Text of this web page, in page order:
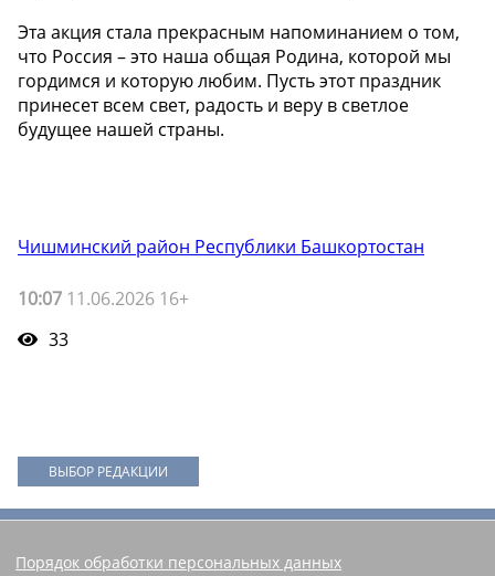
Эта акция стала прекрасным напоминанием о том,
что Россия – это наша общая Родина, которой мы
гордимся и которую любим. Пусть этот праздник
принесет всем свет, радость и веру в светлое
будущее нашей страны.
Чишминский район Республики Башкортостан
10:07 11.06.2026 16+
33
ВЫБОР РЕДАКЦИИ
Порядок обработки персональных данных